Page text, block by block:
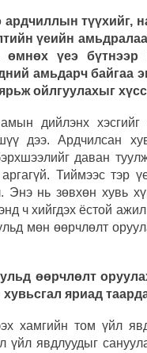
түүхийг,
үеийн амьдралаа
өмнөх үеэ
амьдарч байгаа
ойлгуулахыг
дийлэнх хэсгийг
дээ. Ардчилсан
даван
Тиймээс тэр
Энэ нь зөвхөн хувь
ч хийгдэх ёстой
мөн өөрчлөлт
өөрчлөлт
яриад
хамгийн том үйл
үйл явдлуудыг